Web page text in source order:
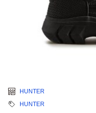
HUNTER
HUNTER